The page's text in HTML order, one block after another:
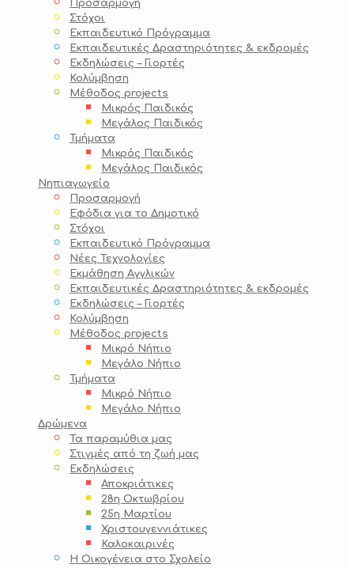
Προσαρμογή
Στόχοι
Εκπαιδευτικό Πρόγραμμα
Εκπαιδευτικές Δραστηριότητες & εκδρομές
Εκδηλώσεις – Γιορτές
Κολύμβηση
Μέθοδος projects
Μικρός Παιδικός
Μεγάλος Παιδικός
Τμήματα
Μικρός Παιδικός
Μεγάλος Παιδικός
Νηπιαγωγείο
Προσαρμογή
Εφόδια για το Δημοτικό
Στόχοι
Εκπαιδευτικό Πρόγραμμα
Νέες Τεχνολογίες
Εκμάθηση Αγγλικών
Εκπαιδευτικές Δραστηριότητες & εκδρομές
Εκδηλώσεις – Γιορτές
Κολύμβηση
Μέθοδος projects
Μικρό Νήπιο
Μεγάλο Νήπιο
Τμήματα
Μικρό Νήπιο
Μεγάλο Νήπιο
Δρώμενα
Τα παραμύθια μας
Στιγμές από τη ζωή μας
Εκδηλώσεις
Αποκριάτικες
28η Οκτωβρίου
25η Μαρτίου
Χριστουγεννιάτικες
Καλοκαιρινές
Η Οικογένεια στο Σχολείο